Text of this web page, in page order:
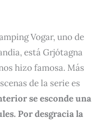
Vogar, uno de
está Grjótagna
hizo famosa. Más
de la serie es
se esconde una
Por desgracia la